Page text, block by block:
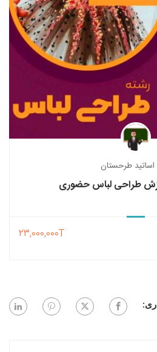
اساتید طرحستان
طراحی لباس حضوری
23,000,000T